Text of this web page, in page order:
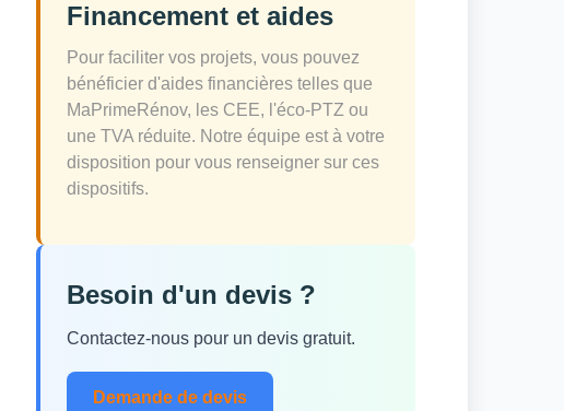
Financement et aides
Pour faciliter vos projets, vous pouvez
bénéficier d'aides financières telles que
MaPrimeRénov, les CEE, l'éco-PTZ ou
une TVA réduite. Notre équipe est à votre
disposition pour vous renseigner sur ces
dispositifs.
Besoin d'un devis ?
Contactez-nous pour un devis gratuit.
Demande de devis